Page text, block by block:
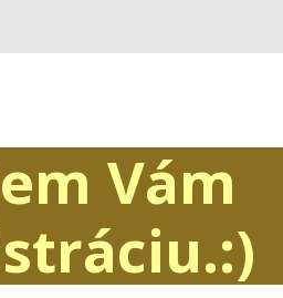
Vám